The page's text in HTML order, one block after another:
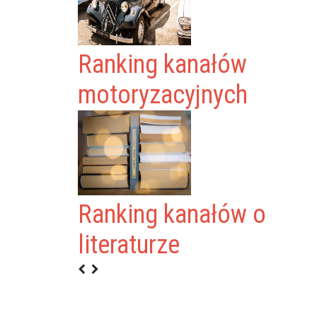
Ranking kanałów
motoryzacyjnych
Ranking kanałów o
literaturze